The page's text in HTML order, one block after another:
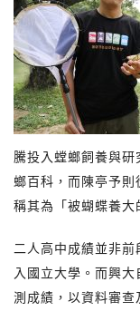
騰投入螳螂飼養與
螂百科，而陳亭予
稱其為「被蝴蝶養大
二人高中成績並非
入國立大學。而興
測成績，以資料審